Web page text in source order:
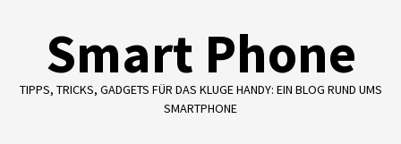
contentSmart Phone
TIPPS, TRICKS, GADGETS FÜR DAS KLUGE HANDY: EIN BLOG RUND UMS
SMARTPHONE